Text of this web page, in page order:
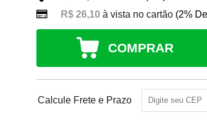
R$ 26,10à vista no cartão (2%
COMPRAR
Calcule Frete e Prazo